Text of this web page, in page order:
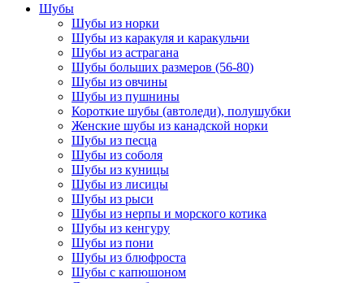
Шубы
Шубы из норки
Шубы из каракуля и каракульчи
Шубы из астрагана
Шубы больших размеров (56-80)
Шубы из овчины
Шубы из пушнины
Короткие шубы (автоледи), полушубки
Женские шубы из канадской норки
Шубы из песца
Шубы из соболя
Шубы из куницы
Шубы из лисицы
Шубы из рыси
Шубы из нерпы и морского котика
Шубы из кенгуру
Шубы из пони
Шубы из блюфроста
Шубы с капюшоном